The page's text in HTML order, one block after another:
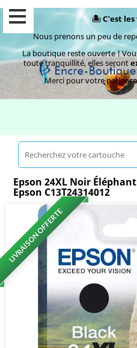
🏝️ C’est
Nous prenons un peu de
La boutique reste ouverte !
toute tranquillité, elles seront
Merci pour votre
Epson 24XL Noir
Epson C13T24314012
LIVRAISON OFFERTE